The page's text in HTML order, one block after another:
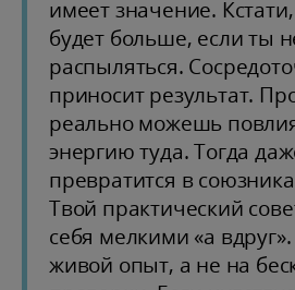
имеет значение.
будет больше, если ты
распыляться.
приносит результат.
реально можешь
энергию туда. Тогда
превратится в
Твой практический
себя мелкими «а
живой опыт, а не на